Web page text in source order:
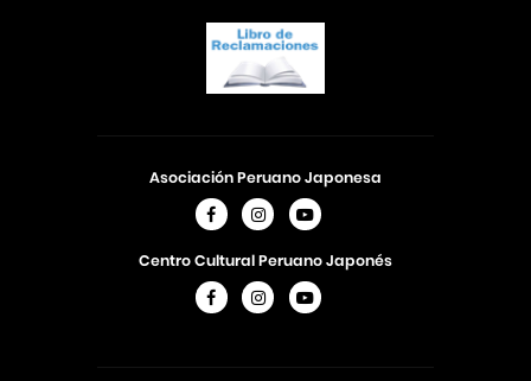
Asociación Peruano Japonesa
Centro Cultural Peruano Japonés